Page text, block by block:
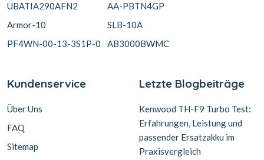
UBATIA290AFN2
Armor-10
PF4WN-00-13-3S1P-0
AA-PBTN4GP
SLB-10A
AB3000BWMC
Kundenservice
Über Uns
FAQ
Sitemap
Letzte Blogbeiträge
Kenwood TH-F9 Turbo Test:
Erfahrungen, Leistung und
passender Ersatzakku im
Praxisvergleich